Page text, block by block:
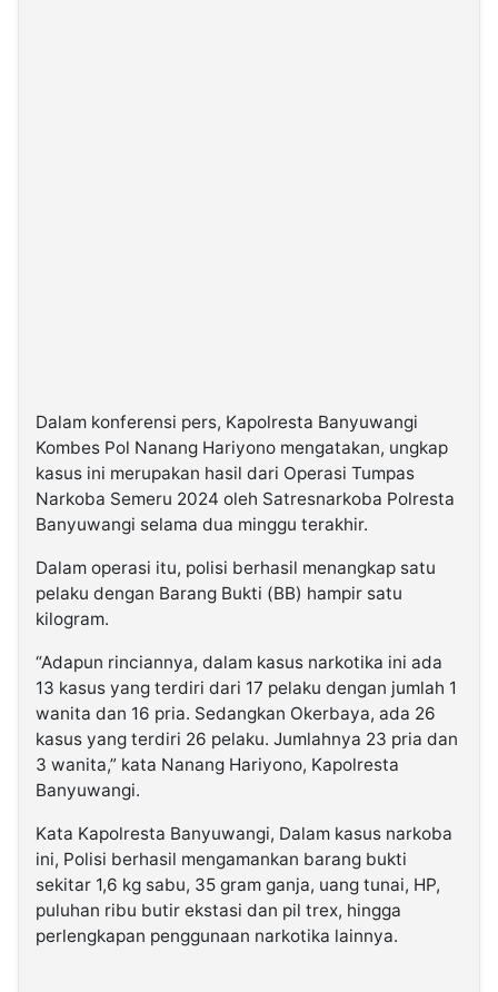
Dalam konferensi pers, Kapolresta Banyuwangi
Kombes Pol Nanang Hariyono mengatakan, ungkap
kasus ini merupakan hasil dari Operasi Tumpas
Narkoba Semeru 2024 oleh Satresnarkoba Polresta
Banyuwangi selama dua minggu terakhir.
Dalam operasi itu, polisi berhasil menangkap satu
pelaku dengan Barang Bukti (BB) hampir satu
kilogram.
“Adapun rinciannya, dalam kasus narkotika ini ada
13 kasus yang terdiri dari 17 pelaku dengan jumlah 1
wanita dan 16 pria. Sedangkan Okerbaya, ada 26
kasus yang terdiri 26 pelaku. Jumlahnya 23 pria dan
3 wanita,” kata Nanang Hariyono, Kapolresta
Banyuwangi.
Kata Kapolresta Banyuwangi, Dalam kasus narkoba
ini, Polisi berhasil mengamankan barang bukti
sekitar 1,6 kg sabu, 35 gram ganja, uang tunai, HP,
puluhan ribu butir ekstasi dan pil trex, hingga
perlengkapan penggunaan narkotika lainnya.